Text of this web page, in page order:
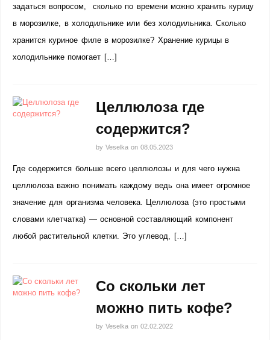
задаться вопросом, сколько по времени можно хранить курицу
в морозилке, в холодильнике или без холодильника. Сколько
хранится куриное филе в морозилке? Хранение курицы в
холодильнике помогает […]
Целлюлоза где
содержится?
by Veselka on 08.05.2023
Где содержится больше всего целлюлозы и для чего нужна
целлюлоза важно понимать каждому ведь она имеет огромное
значение для организма человека. Целлюлоза (это простыми
словами клетчатка) — основной составляющий компонент
любой растительной клетки. Это углевод, […]
Со скольки лет
можно пить кофе?
by Veselka on 02.02.2022